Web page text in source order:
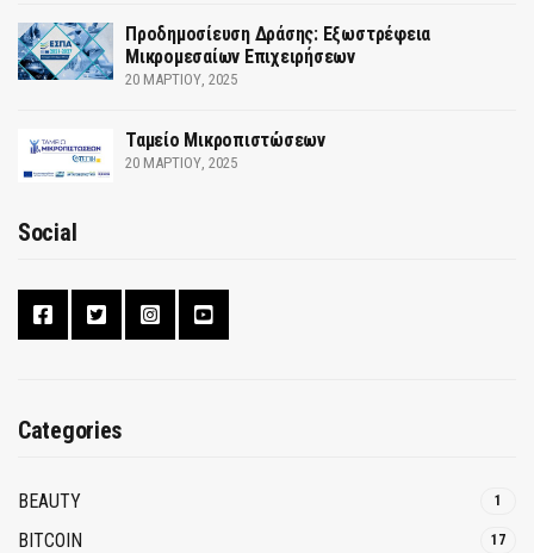
Προδημοσίευση Δράσης: Εξωστρέφεια
Μικρομεσαίων Επιχειρήσεων
20 ΜΑΡΤΊΟΥ, 2025
Ταμείο Μικροπιστώσεων
20 ΜΑΡΤΊΟΥ, 2025
Social
Categories
BEAUTY 1
BITCOIN 17